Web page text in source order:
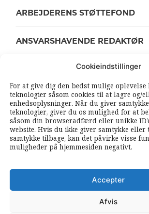
Cookieindstillinger
For at give dig den bedst mulige
teknologier såsom cookies til at lagre og/
enhedsoplysninger. Når du giver
teknologier, giver du os mulighed for at
såsom din browseradfærd eller unikke
website. Hvis du ikke giver samtykke
samtykke tilbage, kan det påvirke visse
muligheder på hjemmesiden negativt.
Accepter
Afvis
ARBEJDERENS STØTTEFOND
ANSVARSHAVENDE REDAKTØR
SOUNDCLOUD
FØLG ARBEJDEREN